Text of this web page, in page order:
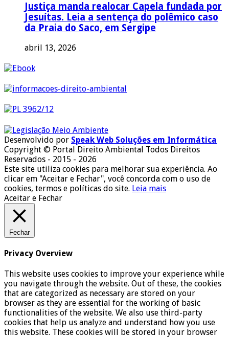
Justiça manda realocar Capela fundada por
Jesuítas. Leia a sentença do polêmico caso
da Praia do Saco, em Sergipe
abril 13, 2026
Desenvolvido por Speak Web Soluções em Informática
Copyright © Portal Direito Ambiental Todos Direitos
Reservados - 2015 - 2026
Este site utiliza cookies para melhorar sua experiência. Ao
clicar em "Aceitar e Fechar", você concorda com o uso de
cookies, termos e políticas do site. Leia mais
Aceitar e Fechar
Fechar
Privacy Overview
This website uses cookies to improve your experience while
you navigate through the website. Out of these, the cookies
that are categorized as necessary are stored on your
browser as they are essential for the working of basic
functionalities of the website. We also use third-party
cookies that help us analyze and understand how you use
this website. These cookies will be stored in your browser